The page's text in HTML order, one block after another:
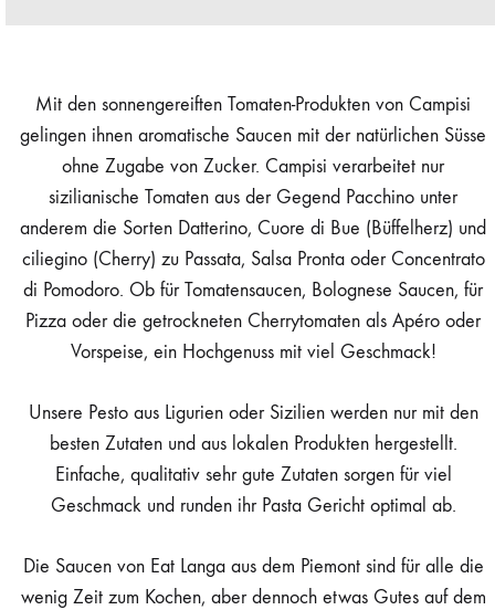
Mit den sonnengereiften Tomaten-Produkten von Campisi
gelingen ihnen aromatische Saucen mit der natürlichen Süsse
ohne Zugabe von Zucker. Campisi verarbeitet nur
sizilianische Tomaten aus der Gegend Pacchino unter
anderem die Sorten Datterino, Cuore di Bue (Büffelherz) und
ciliegino (Cherry) zu Passata, Salsa Pronta oder Concentrato
di Pomodoro. Ob für Tomatensaucen, Bolognese Saucen, für
Pizza oder die getrockneten Cherrytomaten als Apéro oder
Vorspeise, ein Hochgenuss mit viel Geschmack!
Unsere Pesto aus Ligurien oder Sizilien werden nur mit den
besten Zutaten und aus lokalen Produkten hergestellt.
Einfache, qualitativ sehr gute Zutaten sorgen für viel
Geschmack und runden ihr Pasta Gericht optimal ab.
Die Saucen von Eat Langa aus dem Piemont sind für alle die
wenig Zeit zum Kochen, aber dennoch etwas Gutes auf dem